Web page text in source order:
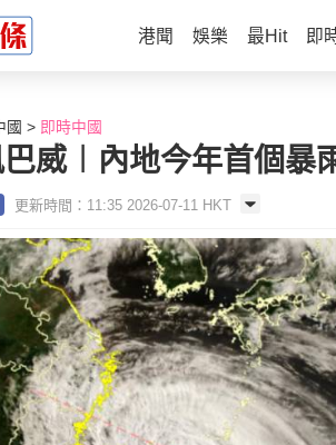
港聞 娛樂 最Hit 即
國 即時中國
威︱內地今年首個暴
更新時間：11:35 2026-07-11 HKT